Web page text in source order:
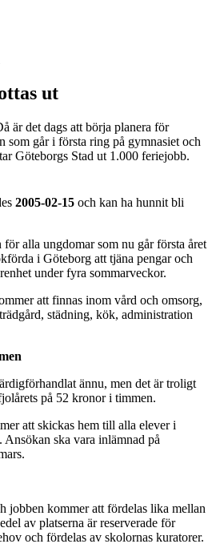
ut
är det dags att börja planera för
som går i första ring på gymnasiet och
Göteborgs Stad ut 1.000 feriejobb.
2005-02-15 och kan ha hunnit bli
alla ungdomar som nu går första året
i Göteborg att tjäna pengar och
under fyra sommarveckor.
att finnas inom vård och omsorg,
städning, kök, administration
ännu, men det är troligt
på 52 kronor i timmen.
att skickas hem till alla elever i
Ansökan ska vara inlämnad på
jobben kommer att fördelas lika mellan
av platserna är reserverade för
och fördelas av skolornas kuratorer.